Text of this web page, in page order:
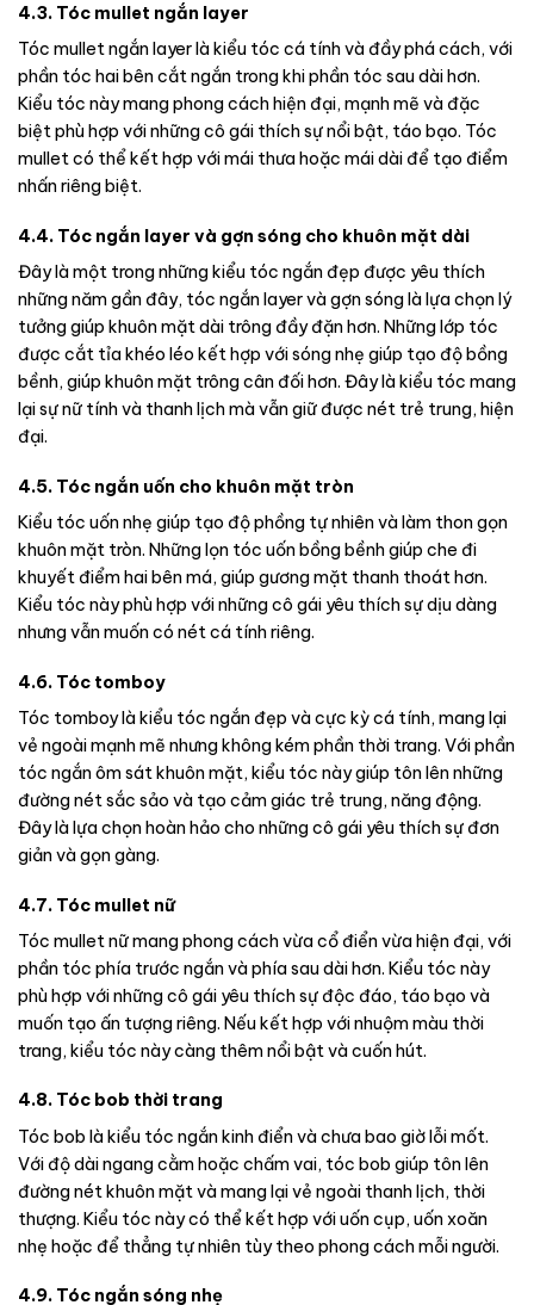
4.3. Tóc mullet ngắn layer
Tóc mullet ngắn layer là kiểu tóc cá tính và đầy phá cách, với
phần tóc hai bên cắt ngắn trong khi phần tóc sau dài hơn.
Kiểu tóc này mang phong cách hiện đại, mạnh mẽ và đặc
biệt phù hợp với những cô gái thích sự nổi bật, táo bạo. Tóc
mullet có thể kết hợp với mái thưa hoặc mái dài để tạo điểm
nhấn riêng biệt.
4.4. Tóc ngắn layer và gợn sóng cho khuôn mặt dài
Đây là một trong những kiểu tóc ngắn đẹp được yêu thích
những năm gần đây, tóc ngắn layer và gợn sóng là lựa chọn lý
tưởng giúp khuôn mặt dài trông đầy đặn hơn. Những lớp tóc
được cắt tỉa khéo léo kết hợp với sóng nhẹ giúp tạo độ bồng
bềnh, giúp khuôn mặt trông cân đối hơn. Đây là kiểu tóc mang
lại sự nữ tính và thanh lịch mà vẫn giữ được nét trẻ trung, hiện
đại.
4.5. Tóc ngắn uốn cho khuôn mặt tròn
Kiểu tóc uốn nhẹ giúp tạo độ phồng tự nhiên và làm thon gọn
khuôn mặt tròn. Những lọn tóc uốn bồng bềnh giúp che đi
khuyết điểm hai bên má, giúp gương mặt thanh thoát hơn.
Kiểu tóc này phù hợp với những cô gái yêu thích sự dịu dàng
nhưng vẫn muốn có nét cá tính riêng.
4.6. Tóc tomboy
Tóc tomboy là kiểu tóc ngắn đẹp và cực kỳ cá tính, mang lại
vẻ ngoài mạnh mẽ nhưng không kém phần thời trang. Với phần
tóc ngắn ôm sát khuôn mặt, kiểu tóc này giúp tôn lên những
đường nét sắc sảo và tạo cảm giác trẻ trung, năng động.
Đây là lựa chọn hoàn hảo cho những cô gái yêu thích sự đơn
giản và gọn gàng.
4.7. Tóc mullet nữ
Tóc mullet nữ mang phong cách vừa cổ điển vừa hiện đại, với
phần tóc phía trước ngắn và phía sau dài hơn. Kiểu tóc này
phù hợp với những cô gái yêu thích sự độc đáo, táo bạo và
muốn tạo ấn tượng riêng. Nếu kết hợp với nhuộm màu thời
trang, kiểu tóc này càng thêm nổi bật và cuốn hút.
4.8. Tóc bob thời trang
Tóc bob là kiểu tóc ngắn kinh điển và chưa bao giờ lỗi mốt.
Với độ dài ngang cằm hoặc chấm vai, tóc bob giúp tôn lên
đường nét khuôn mặt và mang lại vẻ ngoài thanh lịch, thời
thượng. Kiểu tóc này có thể kết hợp với uốn cụp, uốn xoăn
nhẹ hoặc để thẳng tự nhiên tùy theo phong cách mỗi người.
4.9. Tóc ngắn sóng nhẹ